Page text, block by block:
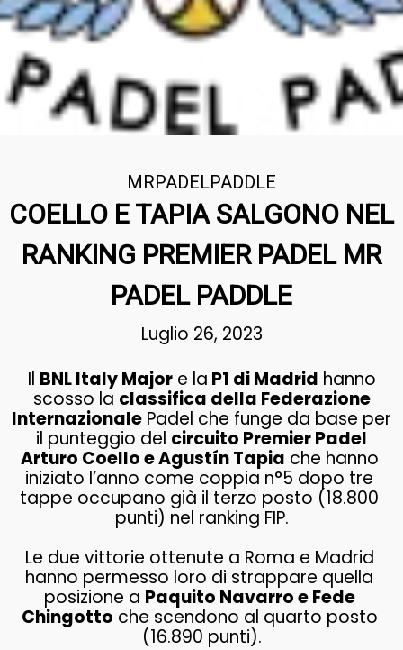
MRPADELPADDLE
COELLO E TAPIA SALGONO NEL
RANKING PREMIER PADEL MR
PADEL PADDLE
Luglio 26, 2023
Il BNL Italy Majore la P1 di Madrid hanno
scosso la classifica della Federazione
Internazionale Padel che funge da base per
il punteggio del circuito Premier Padel
Arturo Coello e Agustín Tapia che hanno
iniziato l’anno come coppia n°5 dopo tre
tappe occupano già il terzo posto (18.800
punti) nel ranking FIP.
Le due vittorie ottenute a Roma e Madrid
hanno permesso loro di strappare quella
posizione a Paquito Navarro e Fede
Chingotto che scendono al quarto posto
(16.890 punti).